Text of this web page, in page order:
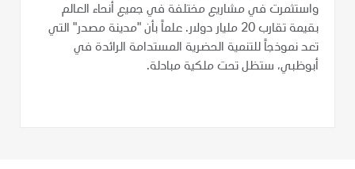
واستثمرت في مشاريع مختلفة في جميع أنحاء العالم
بقيمة تقارب 20 مليار دولار. علماً بأن "مدينة مصدر" التي
تعد نموذجاً للتنمية الحضرية المستدامة الرائدة في
أبوظبي، ستظل تحت ملكية مبادلة.